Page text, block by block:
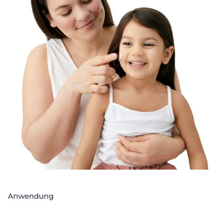
Die Advanced Spectral Technology kombiniert
breitbandige und photostabile UVA/UVB-Filter für
einen sehr hohen UV-Schutz mit Licochalcone A zur
Neutralisierung freier Radikale, die durch UV- und
hochenergetisches sichtbares Licht verursacht
werden. Zum Sonnenschutz von Eucerin Sensitive
Protect Kids Sun Spray LSF 50+ gehört auch
Glycyrrhetinsäure, die den hauteigenen DNA-
Reparaturmechanismus unterstützt. Das Sonnenspray
ist unparfümiert und extra wasserfest.
Eucerin Sensitive Protect Kids Sun Spray LSF 50+ kann
für Babys ab 3 Monaten verwendet werden.
Anwendung